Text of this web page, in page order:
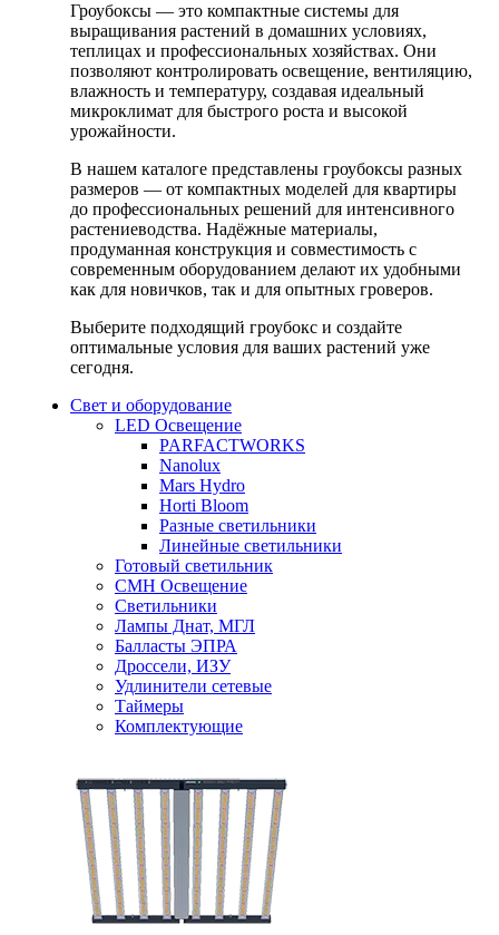
Гроубоксы — это компактные системы для
выращивания растений в домашних условиях,
теплицах и профессиональных хозяйствах. Они
позволяют контролировать освещение, вентиляцию,
влажность и температуру, создавая идеальный
микроклимат для быстрого роста и высокой
урожайности.
В нашем каталоге представлены гроубоксы разных
размеров — от компактных моделей для квартиры
до профессиональных решений для интенсивного
растениеводства. Надёжные материалы,
продуманная конструкция и совместимость с
современным оборудованием делают их удобными
как для новичков, так и для опытных гроверов.
Выберите подходящий гроубокс и создайте
оптимальные условия для ваших растений уже
сегодня.
Свет и оборудование
LED Освещение
PARFACTWORKS
Nanolux
Mars Hydro
Horti Bloom
Разные светильники
Линейные светильники
Готовый светильник
CMH Освещение
Светильники
Лампы Днат, МГЛ
Балласты ЭПРА
Дроссели, ИЗУ
Удлинители сетевые
Таймеры
Комплектующие